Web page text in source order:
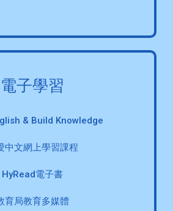
電子學習
& Build Knowledge
中文網上學習課程
HyRead電子書
育局教育多媒體